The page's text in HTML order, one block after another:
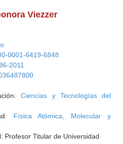
Viezzer
0001-6419-6848
2011
Ciencias y Tecnologías del
Física Atómica, Molecular y
Profesor Titular de Universidad